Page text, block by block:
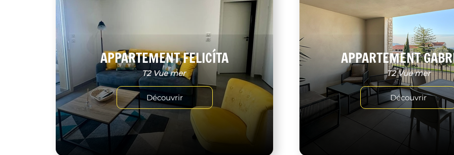
APPARTEMENT FELICÍTA
T2 Vue mer
Découvrir
APPARTEMENT
T2 Vue mer
Découvrir